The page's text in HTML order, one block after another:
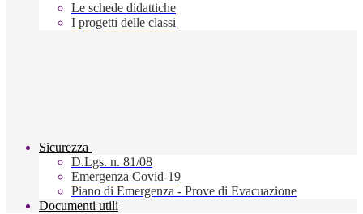
Le schede didattiche
I progetti delle classi
Sicurezza
D.Lgs. n. 81/08
Emergenza Covid-19
Piano di Emergenza - Prove di Evacuazione
Documenti utili